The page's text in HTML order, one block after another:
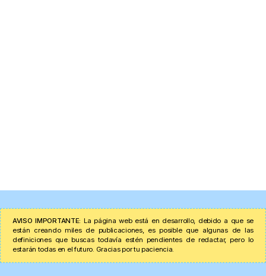
AVISO IMPORTANTE: La página web está en desarrollo, debido a que se
están creando miles de publicaciones, es posible que algunas de las
definiciones que buscas todavía estén pendientes de redactar, pero lo
estarán todas en el futuro. Gracias por tu paciencia.